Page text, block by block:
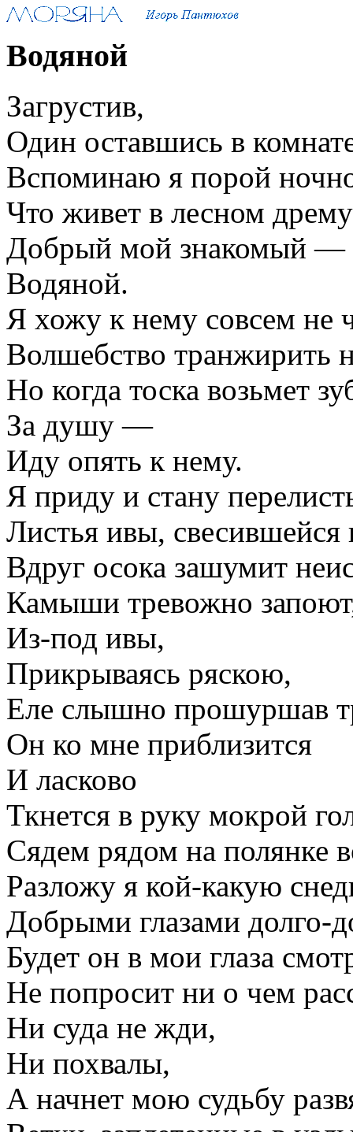
Водяной
Загрустив,
Один оставшись в
Вспоминаю я порой
Что живет в лесном
Добрый мой знакомый —
Водяной.
Я хожу к нему совсем не
Волшебство транжирить
Но когда тоска возьмет
За душу —
Иду опять к нему.
Я приду и стану
Листья ивы,
Вдруг осока зашумит
Камыши тревожно
Из-под ивы,
Прикрываясь ряскою,
Еле слышно прошуршав
Он ко мне приблизится
И ласково
Ткнется в руку мокрой
Сядем рядом на полянке
Разложу я кой-какую
Добрыми глазами долго-
Будет он в мои глаза
Не попросит ни о чем
Ни суда не жди,
Ни похвалы,
А начнет мою судьбу